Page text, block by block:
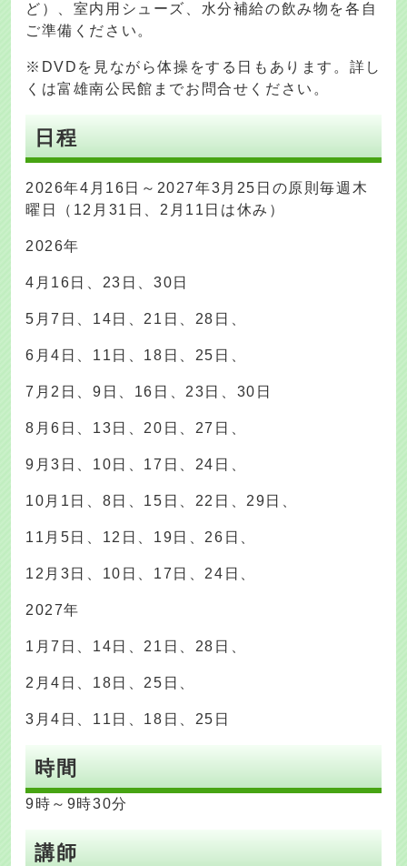
ど）、室内用シューズ、水分補給の飲み物を各自
ご準備ください。
※DVDを見ながら体操をする日もあります。詳し
くは富雄南公民館までお問合せください。
日程
2026年4月16日～2027年3月25日の原則毎週木
曜日（12月31日、2月11日は休み）
2026年
4月16日、23日、30日
5月7日、14日、21日、28日、
6月4日、11日、18日、25日、
7月2日、9日、16日、23日、30日
8月6日、13日、20日、27日、
9月3日、10日、17日、24日、
10月1日、8日、15日、22日、29日、
11月5日、12日、19日、26日、
12月3日、10日、17日、24日、
2027年
1月7日、14日、21日、28日、
2月4日、18日、25日、
3月4日、11日、18日、25日
時間
9時～9時30分
講師